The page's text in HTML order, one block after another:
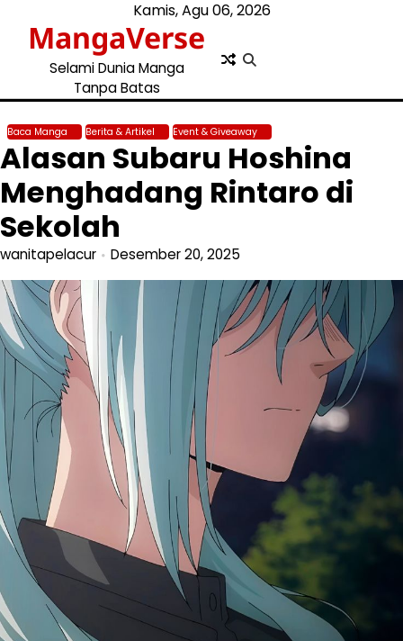
content
Kamis, Agu 06, 2026
MangaVerse
Selami Dunia Manga
Tanpa Batas
Baca Manga Berita & Artikel Event & Giveaway
Alasan Subaru Hoshina
Menghadang Rintaro di
Sekolah
wanitapelacur Desember 20, 2025